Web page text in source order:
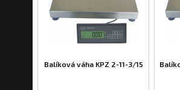
Balíková váha KPZ 2-11-3/15